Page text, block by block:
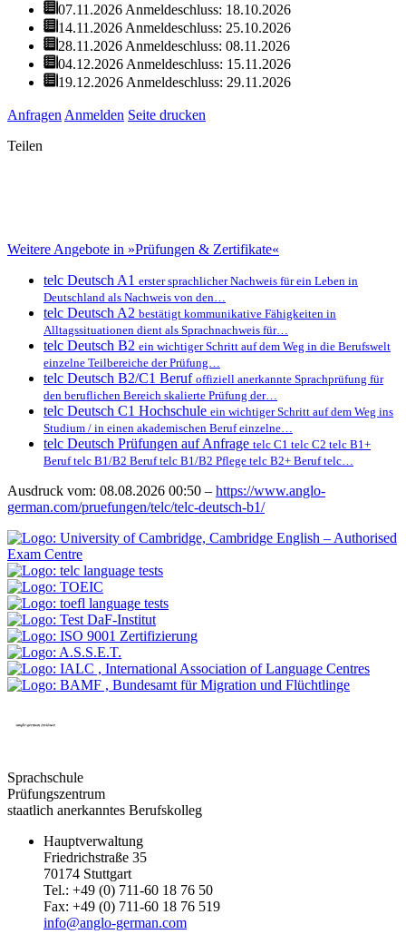
07.11.2026 Anmeldeschluss: 18.10.2026
14.11.2026 Anmeldeschluss: 25.10.2026
28.11.2026 Anmeldeschluss: 08.11.2026
04.12.2026 Anmeldeschluss: 15.11.2026
19.12.2026 Anmeldeschluss: 29.11.2026
Anfragen Anmelden Seite drucken
Teilen
Weitere Angebote in »Prüfungen & Zertifikate«
telc Deutsch A1 erster sprachlicher Nachweis für ein Leben in
Deutschland als Nachweis von den…
telc Deutsch A2 bestätigt kommunikative Fähigkeiten in
Alltagssituationen dient als Sprachnachweis für…
telc Deutsch B2 ein wichtiger Schritt auf dem Weg in die Berufswelt
einzelne Teilbereiche der Prüfung…
telc Deutsch B2/C1 Beruf offiziell anerkannte Sprachprüfung für
den beruflichen Bereich skalierte Prüfung der…
telc Deutsch C1 Hochschule ein wichtiger Schritt auf dem Weg ins
Studium / in einen akademischen Beruf einzelne…
telc Deutsch Prüfungen auf Anfrage telc C1 telc C2 telc B1+
Beruf telc B1/B2 Beruf telc B1/B2 Pflege telc B2+ Beruf telc…
Ausdruck vom: 08.08.2026 00:50 – https://www.anglo-
german.com/pruefungen/telc/telc-deutsch-b1/
Sprachschule
Prüfungszentrum
staatlich anerkanntes Berufskolleg
Hauptverwaltung
Friedrichstraße 35
70174 Stuttgart
Tel.: +49 (0) 711-60 18 76 50
Fax: +49 (0) 711-60 18 76 519
info@anglo-german.com